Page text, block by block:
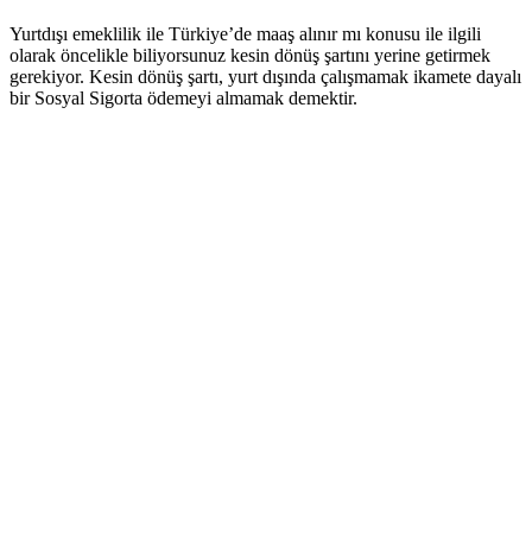
Yurtdışı emeklilik ile Türkiye’de maaş alınır mı konusu ile ilgili
olarak öncelikle biliyorsunuz kesin dönüş şartını yerine getirmek
gerekiyor. Kesin dönüş şartı, yurt dışında çalışmamak ikamete dayalı
bir Sosyal Sigorta ödemeyi almamak demektir.